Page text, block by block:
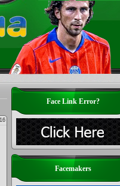
Face Link Error?
Facemakers